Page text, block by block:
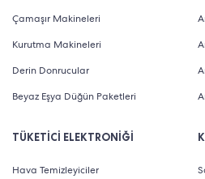
Çamaşır Makineleri
Kurutma Makineleri
Derin Donrucular
Beyaz Eşya Düğün Paketleri
TÜKETİCİ ELEKTRONİĞİ
Hava Temizleyiciler